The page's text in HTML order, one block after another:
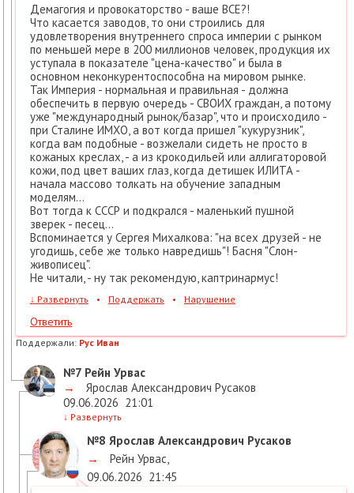
Демагогия и провокаторство - ваше ВСЕ?!
Что касается заводов, то они строились для
удовлетворения внутреннего спроса империи с рынком
по меньшей мере в 200 миллионов человек, продукция их
уступала в показателе "цена-качество" и была в
основном неконкурентоспособна на мировом рынке.
Так Империя - нормальная и правильная - должна
обеспечить в первую очередь - СВОИХ граждан, а потому
уже "международный рынок/базар", что и происходило -
при Сталине ИМХО, а вот когда пришел "кукурузник",
когда вам подобные - возжелали сидеть не просто в
кожаных креслах, - а из крокодильей или аллигаторовой
кожи, под цвет ваших глаз, когда детишек ИЛИТА -
начала массово толкать на обучение западным
моделям...
Вот тогда к СССР и подкрался - маленький пушной
зверек - песец...
Вспоминается у Сергея Михалкова: "на всех друзей - не
угодишь, себе же только навредишь"! Басня "Слон-
живописец".
Не читали, - ну так рекомендую, каптринармус!
↓ Развернуть • Поддержать • Нарушение
Ответить
Поддержали: Рус Иван
№7 Рейн Урвас
→
Ярослав Александрович Русаков
09.06.2026 21:01
↓ Развернуть
№8 Ярослав Александрович Русаков
→
Рейн Урвас
09.06.2026 21:45